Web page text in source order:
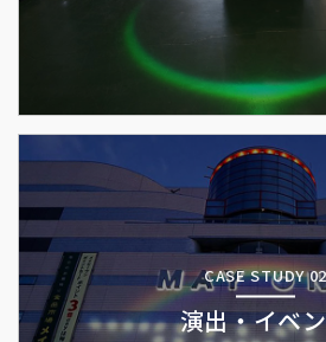
CASE STUDY
演出・イベ